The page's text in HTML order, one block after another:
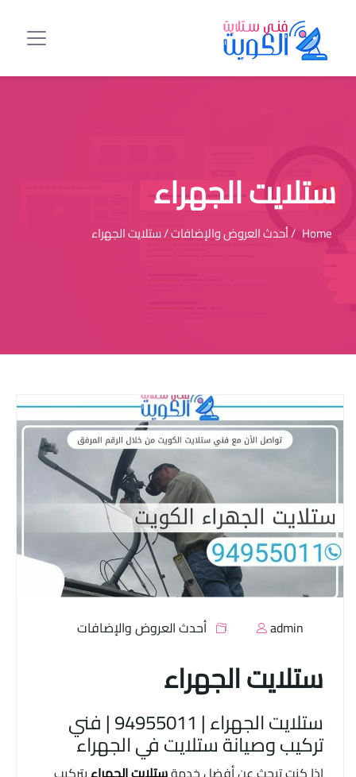
ستلايت الجهراء
Home / أحدث العروض والإضافات / ستلايت الجهراء
admin أحدث العروض والإضافات
ستلايت الجهراء
ستلايت الجهراء | 94955011 | فني
تركيب وصيانة ستلايت في الجهراء